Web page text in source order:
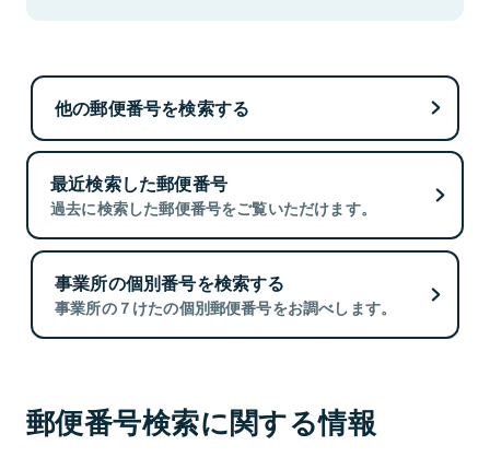
他の郵便番号を検索する
最近検索した郵便番号
過去に検索した郵便番号をご覧いただけます。
事業所の個別番号を検索する
事業所の７けたの個別郵便番号をお調べします。
郵便番号検索に関する情報